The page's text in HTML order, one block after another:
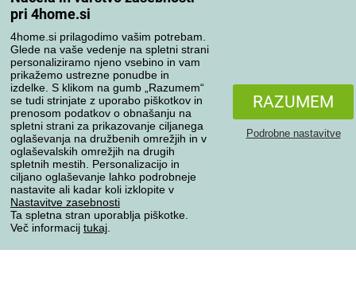
pri 4home.si
4home.si prilagodimo vašim potrebam.
Glede na vaše vedenje na spletni strani
personaliziramo njeno vsebino in vam
prikažemo ustrezne ponudbe in
izdelke. S klikom na gumb „Razumem“
se tudi strinjate z uporabo piškotkov in
prenosom podatkov o obnašanju na
spletni strani za prikazovanje ciljanega
oglaševanja na družbenih omrežjih in v
oglaševalskih omrežjih na drugih
spletnih mestih. Personalizacijo in
ciljano oglaševanje lahko podrobneje
nastavite ali kadar koli izklopite v
Nastavitve zasebnosti
Ta spletna stran uporablja piškotke.
Več informacij tukaj
RAZUMEM
Podrobne nastavitve
Pregled naročil
Reklamacija
Odstop od kupoprodajne pogodbe
Pravila obdelave ocen
Načini prevoza
Načini plačila
Zanesljiva trgovina